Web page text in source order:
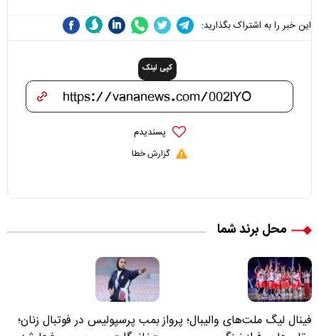
این خبر را به اشتراک بگذارید:
کپی لینک
پسندیدم
گزارش خطا
محل برند شما
فینال لیگ ملت‌های والیبال؛ پروازبمب پرسپولیس در فوتبال زنان؛